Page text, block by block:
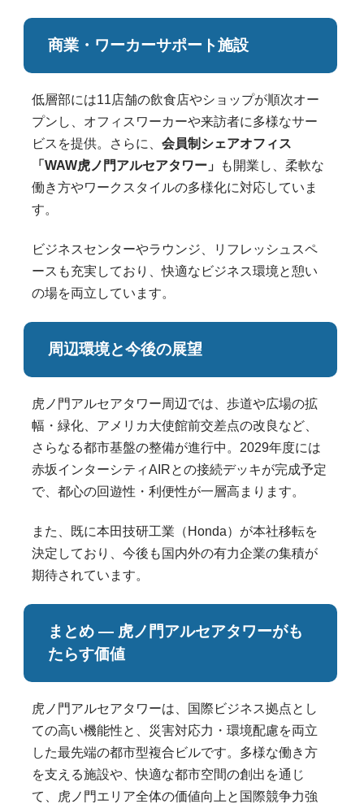
商業・ワーカーサポート施設
低層部には11店舗の飲食店やショップが順次オー
プンし、オフィスワーカーや来訪者に多様なサー
ビスを提供。さらに、 会員制シェアオフィス
「WAW虎ノ門アルセアタワー」
も開業し、柔軟な
働き方やワークスタイルの多様化に対応していま
す。
ビジネスセンターやラウンジ、リフレッシュスペ
ースも充実しており、快適なビジネス環境と憩い
の場を両立しています。
周辺環境と今後の展望
虎ノ門アルセアタワー周辺では、歩道や広場の拡
幅・緑化、アメリカ大使館前交差点の改良など、
さらなる都市基盤の整備が進行中。2029年度には
赤坂インターシティAIRとの接続デッキが完成予定
で、都心の回遊性・利便性が一層高まります。
また、既に本田技研工業（Honda）が本社移転を
決定しており、今後も国内外の有力企業の集積が
期待されています。
まとめ ― 虎ノ門アルセアタワーがも
たらす価値
虎ノ門アルセアタワーは、国際ビジネス拠点とし
ての高い機能性と、災害対応力・環境配慮を両立
した最先端の都市型複合ビルです。多様な働き方
を支える施設や、快適な都市空間の創出を通じ
て、虎ノ門エリア全体の価値向上と国際競争力強